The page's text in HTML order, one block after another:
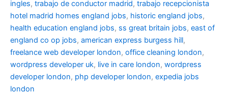
ingles, trabajo de conductor madrid, trabajo recepcionista
hotel madrid homes england jobs, historic england jobs,
health education england jobs, ss great britain jobs, east of
england co op jobs, american express burgess hill,
freelance web developer london, office cleaning london,
wordpress developer uk, live in care london, wordpress
developer london, php developer london, expedia jobs
london